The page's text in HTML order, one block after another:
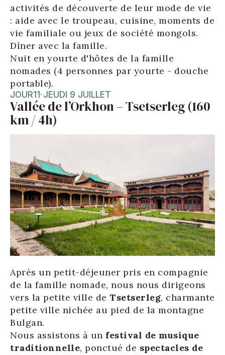
activités de découverte de leur mode de vie
: aide avec le troupeau, cuisine, moments de
vie familiale ou jeux de société mongols.
Dîner avec la famille.
Nuit en yourte d'hôtes de la famille
nomades (4 personnes par yourte - douche
portable).
JOUR11 · JEUDI 9 JUILLET
Vallée de l’Orkhon – Tsetserleg (160
km / 4h)
Après un petit-déjeuner pris en compagnie
de la famille nomade, nous nous dirigeons
vers la petite ville de Tsetserleg, charmante
petite ville nichée au pied de la montagne
Bulgan.
Nous assistons à un festival de musique
traditionnelle, ponctué de spectacles de